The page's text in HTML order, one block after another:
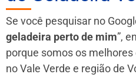
Se você pesquisar no
geladeira perto de mim”,
porque somos os
no Vale Verde e região de